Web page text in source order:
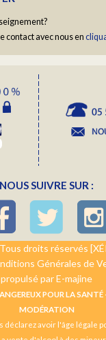
contact avec nous en
NOUS SUIVRE SUR :
droits réservés
Générales de
propulsé par E-majine
POUR LA
MODÉRATION
déclarez avoir l'âge légale